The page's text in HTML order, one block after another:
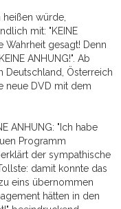
würde,
mit: "KEINE
Wahrheit gesagt! Denn
ANHUNG!". Ab
Deutschland, Österreich
neue DVD mit dem
ANHUNG: "Ich habe
Programm
erklärt der sympathische
damit konnte das
eins übernommen
hätten in den